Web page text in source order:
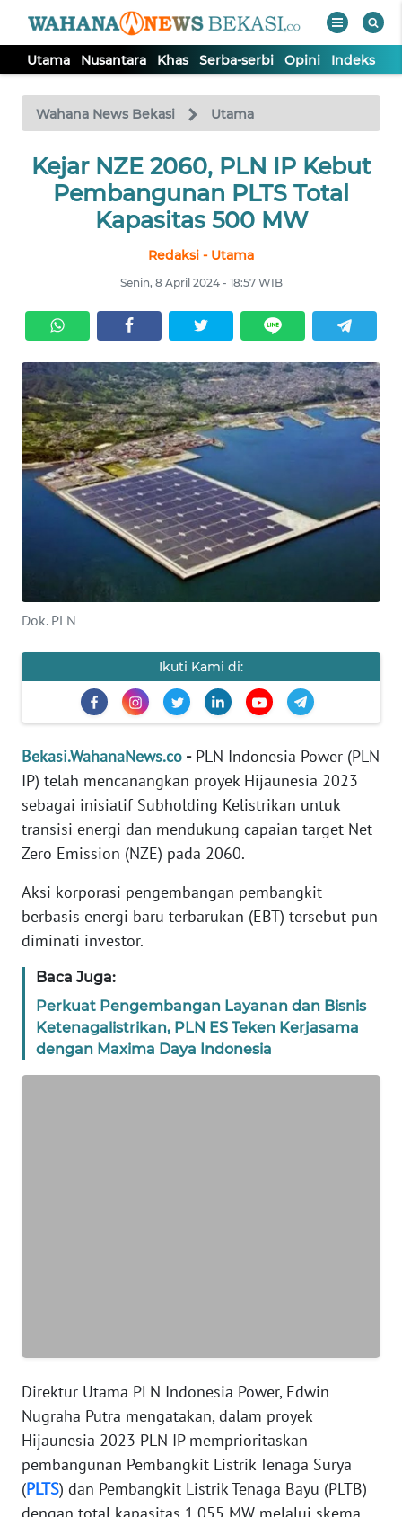
Utama Nusantara Khas Serba-serbi Opini Indeks
Wahana News Bekasi Utama
Kejar NZE 2060, PLN IP Kebut
Pembangunan PLTS Total
Kapasitas 500 MW
Redaksi - Utama
Senin, 8 April 2024 - 18:57 WIB
Dok. PLN
Ikuti Kami di:
Bekasi.WahanaNews.co -PLN Indonesia Power (PLN
IP) telah mencanangkan proyek Hijaunesia 2023
sebagai inisiatif Subholding Kelistrikan untuk
transisi energi dan mendukung capaian target Net
Zero Emission (NZE) pada 2060.
Aksi korporasi pengembangan pembangkit
berbasis energi baru terbarukan (EBT) tersebut pun
diminati investor.
Baca Juga:
Perkuat Pengembangan Layanan dan Bisnis
Ketenagalistrikan, PLN ES Teken Kerjasama
dengan Maxima Daya Indonesia
Direktur Utama PLN Indonesia Power, Edwin
Nugraha Putra mengatakan, dalam proyek
Hijaunesia 2023 PLN IP memprioritaskan
pembangunan Pembangkit Listrik Tenaga Surya
(PLTS) dan Pembangkit Listrik Tenaga Bayu (PLTB)
TV
Tutup
UTAMA
NUSANTARA
SERBA-
SERBI
OPINI
Informasi
INDEKS
BERITA
INFO
IKLAN
MEDIA
SIBER
REDAKSI
DISCLAIMER
Wahana
Regional
WN
KEPRI
WN
PAPUA
WN